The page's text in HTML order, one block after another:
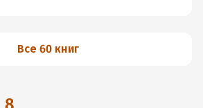
Все 60 книг